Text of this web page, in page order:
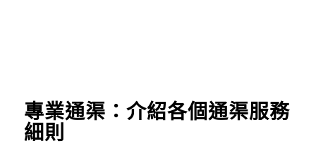
專業通渠：介紹各個通渠服務
細則